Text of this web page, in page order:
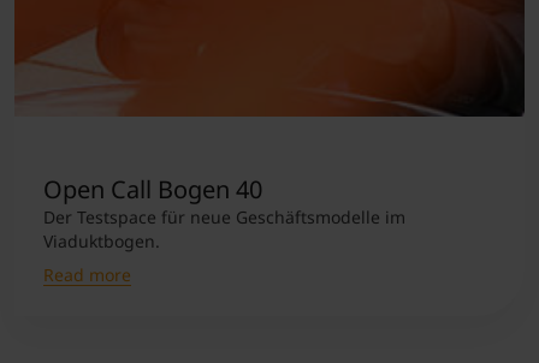
Open Call Bogen 40
Der Testspace für neue Geschäftsmodelle im
Viaduktbogen.
Read more